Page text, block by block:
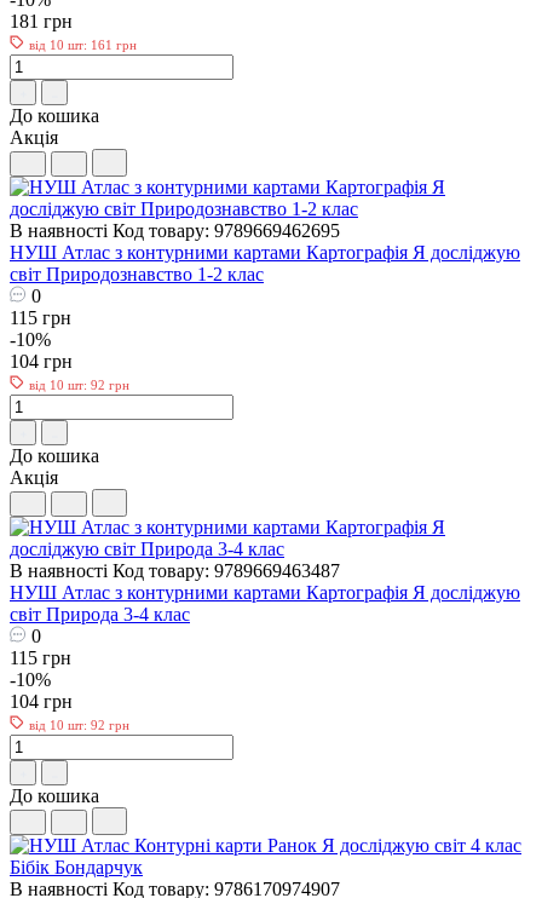
181 грн
від 10 шт: 161 грн
До кошика
Акція
В наявності Код товару: 9789669462695
НУШ Атлас з контурними картами Картографія Я досліджую
світ Природознавство 1-2 клас
0
115 грн
-10%
104 грн
від 10 шт: 92 грн
До кошика
Акція
В наявності Код товару: 9789669463487
НУШ Атлас з контурними картами Картографія Я досліджую
світ Природа 3-4 клас
0
115 грн
-10%
104 грн
від 10 шт: 92 грн
До кошика
В наявності Код товару: 9786170974907